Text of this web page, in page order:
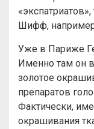
Шифф,
Уже в Париже
Именно там он
золотое
препаратов
Фактически,
окрашивания